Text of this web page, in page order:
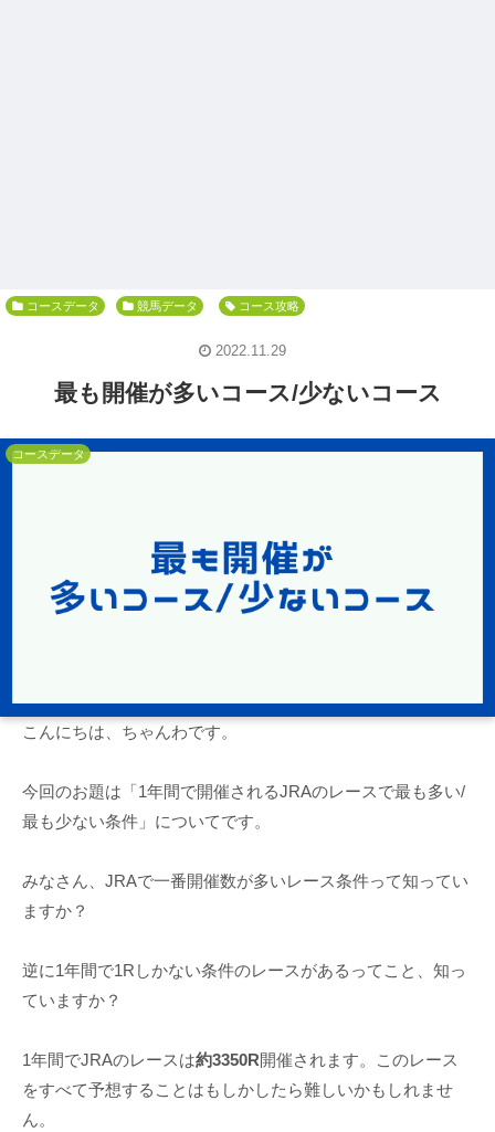
コースデータ 競馬データ コース攻略
最も開催が多いコース/少ないコース
コースデータ
2022.11.29
こんにちは、ちゃんわです。
今回のお題は「1年間で開催されるJRAのレースで最も多い/
最も少ない条件」についてです。
みなさん、JRAで一番開催数が多いレース条件って知ってい
ますか？
逆に1年間で1Rしかない条件のレースがあるってこと、知っ
ていますか？
1年間でJRAのレースは約3350R開催されます。このレース
をすべて予想することはもしかしたら難しいかもしれませ
ん。